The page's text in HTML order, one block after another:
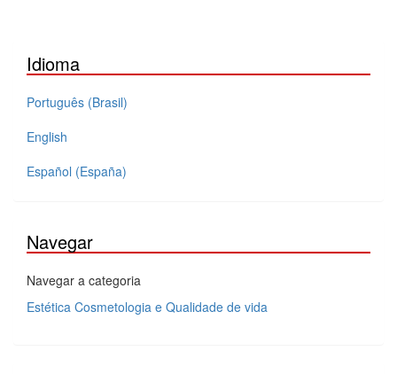
Idioma
Português (Brasil)
English
Español (España)
Navegar
Navegar a categoria
Estética Cosmetologia e Qualidade de vida